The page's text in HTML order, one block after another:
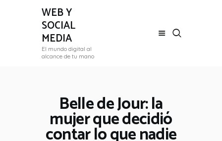
WEB Y
SOCIAL
MEDIA
El mundo digital al
alcance de tu mano
Belle de Jour: la
mujer que decidió
contar lo que nadie
ARTICULOS